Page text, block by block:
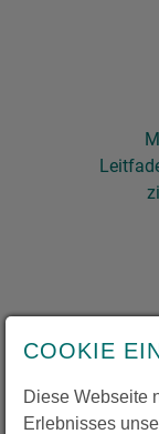
Zum 50- und 60-
COOKIE
Diese Webseite
Erlebnisses